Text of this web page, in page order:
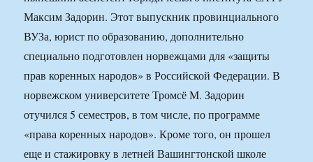
Максим Задорин. Этот выпускник провинциального
ВУЗа, юрист по образованию, дополнительно
специально подготовлен норвежцами для «защиты
прав коренных народов» в Российской Федерации. В
норвежском университете Тромсё М. Задорин
отучился 5 семестров, в том числе, по программе
«права коренных народов». Кроме того, он прошел
еще и стажировку в летней Вашингтонской школе